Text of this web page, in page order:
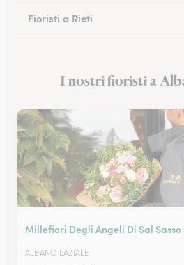
Fioristi a Rieti
Fioristi a Anzio
I nostri fioristi a
Millefiori Degli Angeli Di Sal Sasso
ALBANO LAZIALE